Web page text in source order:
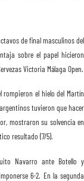
de final masculinos del
sobre el papel hicieron
Victoria Málaga Open.
rompieron el hielo del Martín
tuvieron que hacer
mostraron su solvencia en
resultado (7/5).
Navarro ante Botello y
6-2. En la segunda